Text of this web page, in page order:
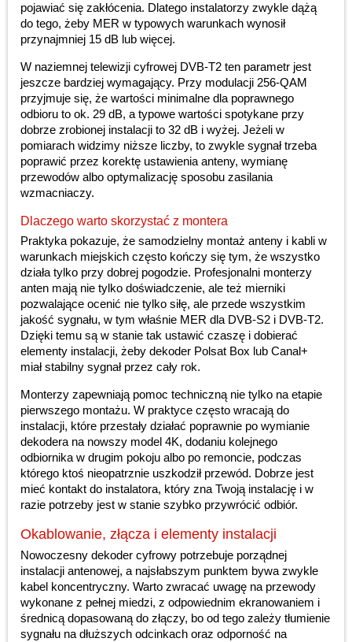
pojawiać się zakłócenia. Dlatego instalatorzy zwykle dążą
do tego, żeby MER w typowych warunkach wynosił
przynajmniej 15 dB lub więcej.
W naziemnej telewizji cyfrowej DVB-T2 ten parametr jest
jeszcze bardziej wymagający. Przy modulacji 256-QAM
przyjmuje się, że wartości minimalne dla poprawnego
odbioru to ok. 29 dB, a typowe wartości spotykane przy
dobrze zrobionej instalacji to 32 dB i wyżej. Jeżeli w
pomiarach widzimy niższe liczby, to zwykle sygnał trzeba
poprawić przez korektę ustawienia anteny, wymianę
przewodów albo optymalizację sposobu zasilania
wzmacniaczy.
Dlaczego warto skorzystać z montera
Praktyka pokazuje, że samodzielny montaż anteny i kabli w
warunkach miejskich często kończy się tym, że wszystko
działa tylko przy dobrej pogodzie. Profesjonalni monterzy
anten mają nie tylko doświadczenie, ale też mierniki
pozwalające ocenić nie tylko siłę, ale przede wszystkim
jakość sygnału, w tym właśnie MER dla DVB-S2 i DVB-T2.
Dzięki temu są w stanie tak ustawić czaszę i dobierać
elementy instalacji, żeby dekoder Polsat Box lub Canal+
miał stabilny sygnał przez cały rok.
Monterzy zapewniają pomoc techniczną nie tylko na etapie
pierwszego montażu. W praktyce często wracają do
instalacji, które przestały działać poprawnie po wymianie
dekodera na nowszy model 4K, dodaniu kolejnego
odbiornika w drugim pokoju albo po remoncie, podczas
którego ktoś nieopatrznie uszkodził przewód. Dobrze jest
mieć kontakt do instalatora, który zna Twoją instalację i w
razie potrzeby jest w stanie szybko przywrócić odbiór.
Okablowanie, złącza i elementy instalacji
Nowoczesny dekoder cyfrowy potrzebuje porządnej
instalacji antenowej, a najsłabszym punktem bywa zwykle
kabel koncentryczny. Warto zwracać uwagę na przewody
wykonane z pełnej miedzi, z odpowiednim ekranowaniem i
średnicą dopasowaną do złączy, bo od tego zależy tłumienie
sygnału na dłuższych odcinkach oraz odporność na